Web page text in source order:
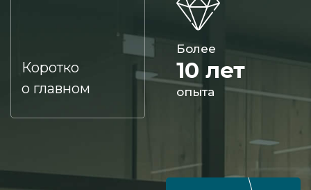
Коротко
о главном
Более
10 лет
опыта